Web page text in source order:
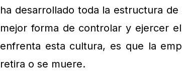
ha desarrollado toda la estructura
mejor forma de controlar y ejercer
enfrenta esta cultura, es que la
retira o se muere.